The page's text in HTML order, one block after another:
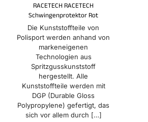
RACETECH RACETECH
Schwingenprotektor Rot
Die Kunststoffteile von
Polisport werden anhand von
markeneigenen
Technologien aus
Spritzgusskunststoff
hergestellt. Alle
Kunststoffteile werden mit
DGP (Durable Gloss
Polypropylene) gefertigt, das
sich vor allem durch […]